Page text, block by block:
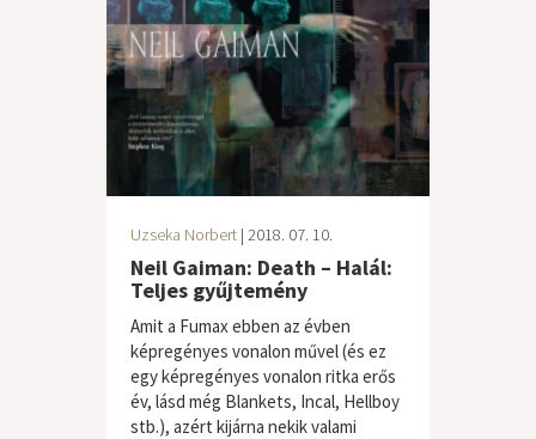
Uzseka Norbert | 2018. 07. 10.
Neil Gaiman: Death – Halál:
Teljes gyűjtemény
Amit a Fumax ebben az évben
képregényes vonalon művel (és ez
egy képregényes vonalon ritka erős
év, lásd még Blankets, Incal, Hellboy
stb.), azért kijárna nekik valami